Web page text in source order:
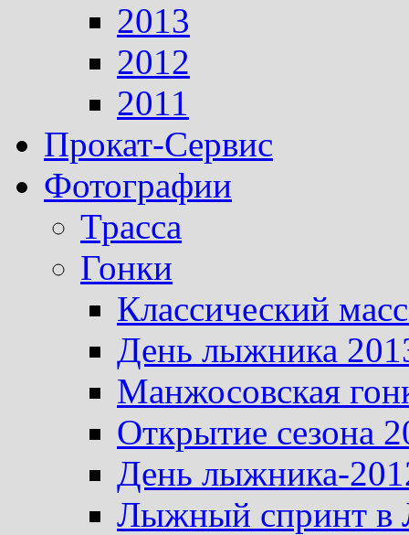
2013
2012
2011
Прокат-Сервис
Фотографии
Трасса
Гонки
Классический
День лыжника
Манжосовская
Открытие сезона
День лыжника-
Лыжный спринт в